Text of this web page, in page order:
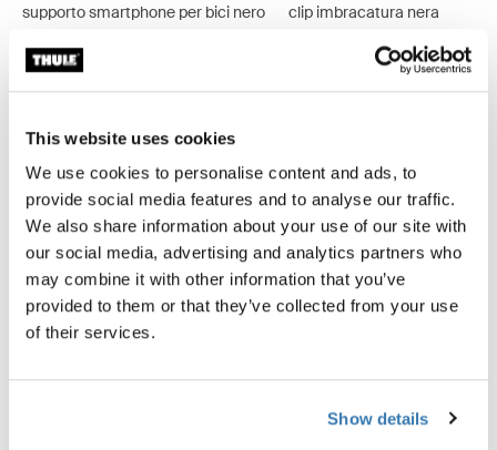
This website uses cookies
We use cookies to personalise content and ads, to
provide social media features and to analyse our traffic.
We also share information about your use of our site with
our social media, advertising and analytics partners who
may combine it with other information that you’ve
provided to them or that they’ve collected from your use
of their services.
Show details
supporto smartphone per bici nero
40,95 €
clip imbracatura nera
Toggle overview
Descrizione del prodotto
Tutte le caratteristiche